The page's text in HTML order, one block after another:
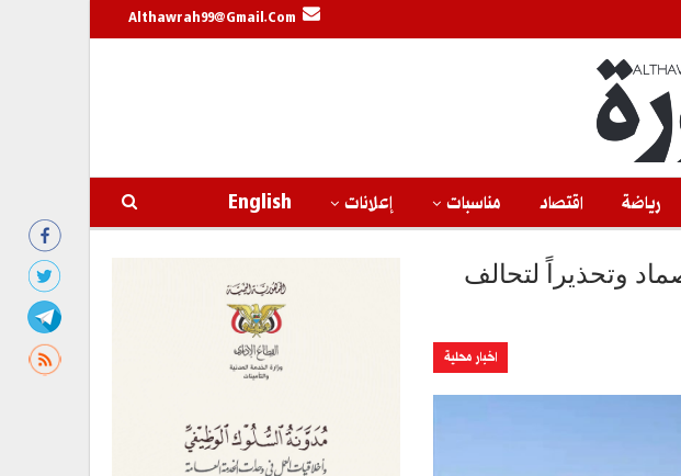
Althawrah99@gmail.com
رياضة اقتصاد مناسبات إعلانات English
وتحذيراً لتحالف
اخبار محلية